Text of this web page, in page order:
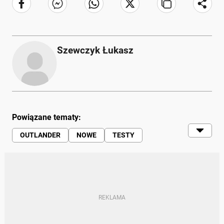
Szewczyk Łukasz
Powiązane tematy:
OUTLANDER NOWE
TESTY